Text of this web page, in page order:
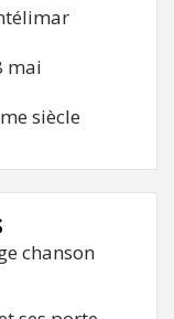
mai
siècle
chanson